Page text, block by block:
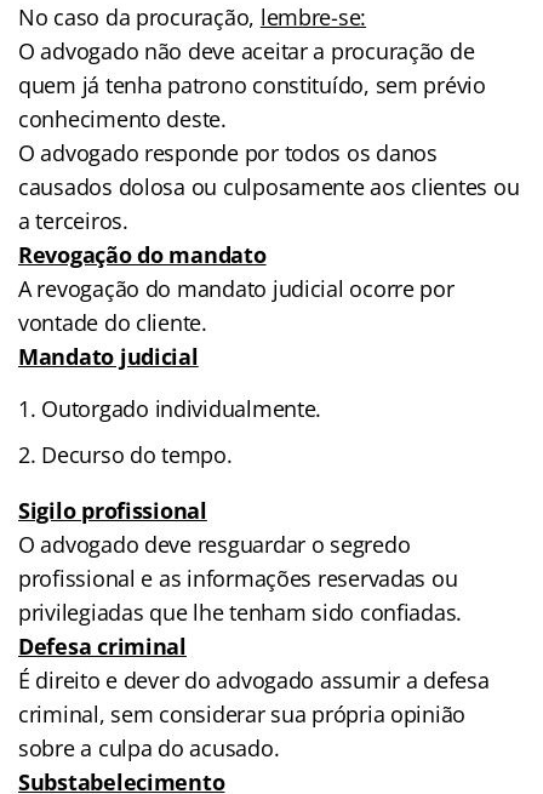
No caso da procuração, lembre-se:
O advogado não deve aceitar a procuração de
quem já tenha patrono constituído, sem prévio
conhecimento deste.
O advogado responde por todos os danos
causados dolosa ou culposamente aos clientes ou
a terceiros.
Revogação do mandato
A revogação do mandato judicial ocorre por
vontade do cliente.
Mandato judicial
Outorgado individualmente.
Decurso do tempo.
Sigilo profissional
O advogado deve resguardar o segredo
profissional e as informações reservadas ou
privilegiadas que lhe tenham sido confiadas.
Defesa criminal
É direito e dever do advogado assumir a defesa
criminal, sem considerar sua própria opinião
sobre a culpa do acusado.
Substabelecimento